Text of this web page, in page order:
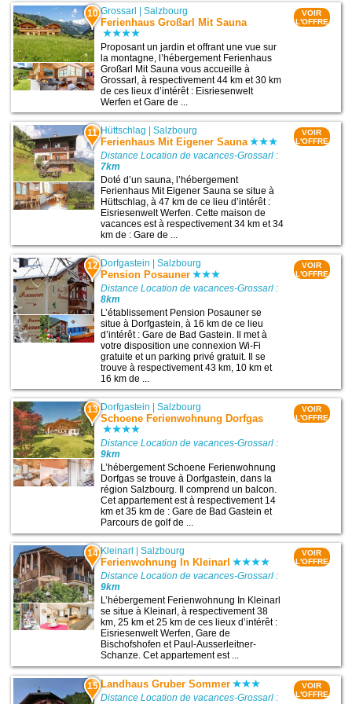
10 Grossarl |Salzbourg
Ferienhaus Großarl Mit Sauna
Proposant un jardin et offrant une vue sur
la montagne, l’hébergement Ferienhaus
Großarl Mit Sauna vous accueille à
Grossarl, à respectivement 44 km et 30 km
de ces lieux d’intérêt : Eisriesenwelt
Werfen et Gare de ...
VOIR
L'OFFRE
11 Hüttschlag |Salzbourg
Ferienhaus Mit Eigener Sauna
Distance Location de vacances-Grossarl :
7km
Doté d’un sauna, l’hébergement
Ferienhaus Mit Eigener Sauna se situe à
Hüttschlag, à 47 km de ce lieu d’intérêt :
Eisriesenwelt Werfen. Cette maison de
vacances est à respectivement 34 km et 34
km de : Gare de ...
VOIR
L'OFFRE
12 Dorfgastein |Salzbourg
Pension Posauner
Distance Location de vacances-Grossarl :
8km
L’établissement Pension Posauner se
situe à Dorfgastein, à 16 km de ce lieu
d’intérêt : Gare de Bad Gastein. Il met à
votre disposition une connexion Wi-Fi
gratuite et un parking privé gratuit. Il se
trouve à respectivement 43 km, 10 km et
16 km de ...
VOIR
L'OFFRE
13 Dorfgastein |Salzbourg
Schoene Ferienwohnung Dorfgas
Distance Location de vacances-Grossarl :
9km
L’hébergement Schoene Ferienwohnung
Dorfgas se trouve à Dorfgastein, dans la
région Salzbourg. Il comprend un balcon.
Cet appartement est à respectivement 14
km et 35 km de : Gare de Bad Gastein et
Parcours de golf de ...
VOIR
L'OFFRE
14 Kleinarl |Salzbourg
Ferienwohnung In Kleinarl
Distance Location de vacances-Grossarl :
9km
L’hébergement Ferienwohnung In Kleinarl
se situe à Kleinarl, à respectivement 38
km, 25 km et 25 km de ces lieux d’intérêt :
Eisriesenwelt Werfen, Gare de
Bischofshofen et Paul-Ausserleitner-
Schanze. Cet appartement est ...
VOIR
L'OFFRE
15 Landhaus Gruber Sommer
Distance Location de vacances-Grossarl :
VOIR
L'OFFRE